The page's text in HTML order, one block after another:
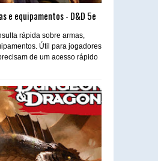
e equipamentos - D&D 5e
rápida sobre armas,
Útil para jogadores
de um acesso rápido